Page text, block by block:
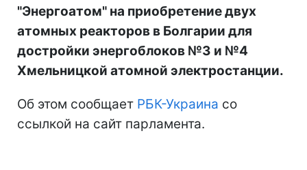
"Энергоатом" на приобретение двух
атомных реакторов в Болгарии для
достройки энергоблоков №3 и №4
Хмельницкой атомной электростанции.
Об этом сообщает РБК-Украина со
ссылкой на сайт парламента.